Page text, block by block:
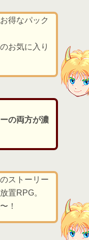
得なパック
お気に入り
の両方が濃
ストーリー
置RPG。
！